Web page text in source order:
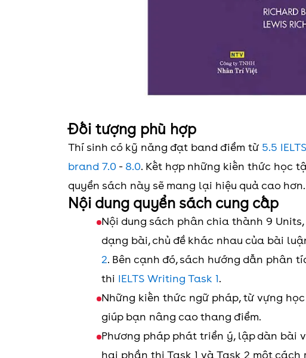
Đối tượng phù hợp
Thí sinh có kỹ năng đạt band điểm từ 5.5 IELTS
brand 7.0 - 8.0. Kết hợp những kiến thức học
quyển sách này sẽ mang lại hiệu quả cao hơn.
Nội dung quyển sách cung cấp
Nội dung sách phân chia thành 9
dạng bài, chủ đề khác nhau của bài
2. Bên cạnh đó, sách hướng dẫn phân
thi IELTS Writing Task 1.
Những kiến thức ngữ pháp, từ vựng
giúp bạn nâng cao thang điểm.
Phương pháp phát triển ý, lập dàn bài
hai phần thi Task 1 và Task 2 một